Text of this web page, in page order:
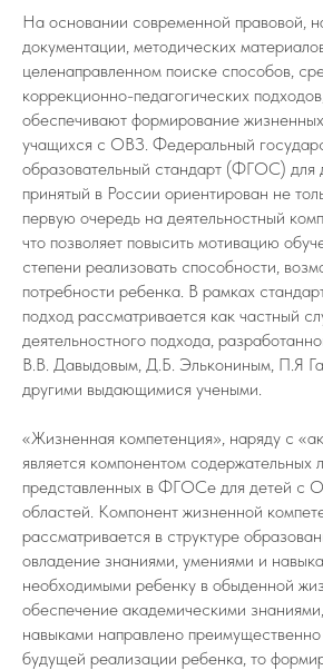
На основании современной правовой,
документации, методических
целенаправленном поиске способов,
коррекционно-педагогических
обеспечивают формирование
учащихся с ОВЗ. Федеральный
образовательный стандарт (ФГОС)
принятый в России ориентирован не
первую очередь на деятельностный
что позволяет повысить мотивацию
степени реализовать способности,
потребности ребенка. В рамках
подход рассматривается как частный
деятельностного подхода,
В.В. Давыдовым, Д.Б. Элькониным, П.Я
другими выдающимися учеными.
«Жизненная компетенция», наряду с
является компонентом содержательных
представленных в ФГОСе для детей с
областей. Компонент жизненной
рассматривается в структуре
овладение знаниями, умениями и
необходимыми ребенку в обыденной
обеспечение академическими
навыками направлено
будущей реализации ребенка, то